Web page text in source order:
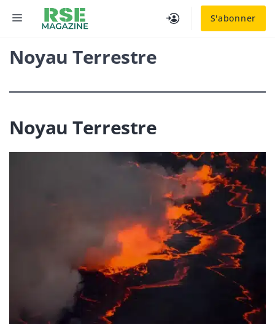
S'abonner
MENU
Noyau Terrestre
Noyau Terrestre